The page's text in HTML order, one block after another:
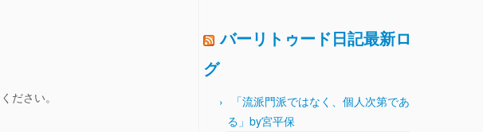
ださい。
バーリトゥード日記最新ロ
グ
「流派門派ではなく、個人次第であ
る」by宮平保